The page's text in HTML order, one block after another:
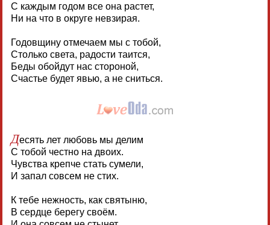
С каждым годом все она растет,
Ни на что в округе невзирая.
Годовщину отмечаем мы с тобой,
Столько света, радости таится,
Беды обойдут нас стороной,
Счастье будет явью, а не сниться.
Десять лет любовь мы делим
С тобой честно на двоих.
Чувства крепче стать сумели,
И запал совсем не стих.
К тебе нежность, как святыню,
В сердце берегу своём.